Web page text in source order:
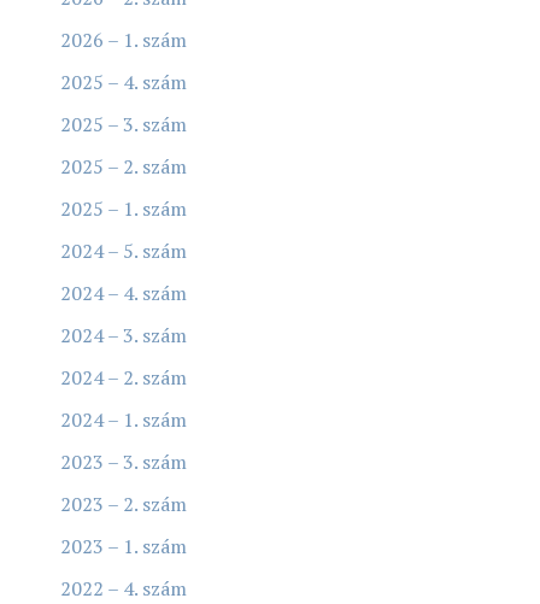
2026 – 1. szám
2025 – 4. szám
2025 – 3. szám
2025 – 2. szám
2025 – 1. szám
2024 – 5. szám
2024 – 4. szám
2024 – 3. szám
2024 – 2. szám
2024 – 1. szám
2023 – 3. szám
2023 – 2. szám
2023 – 1. szám
2022 – 4. szám